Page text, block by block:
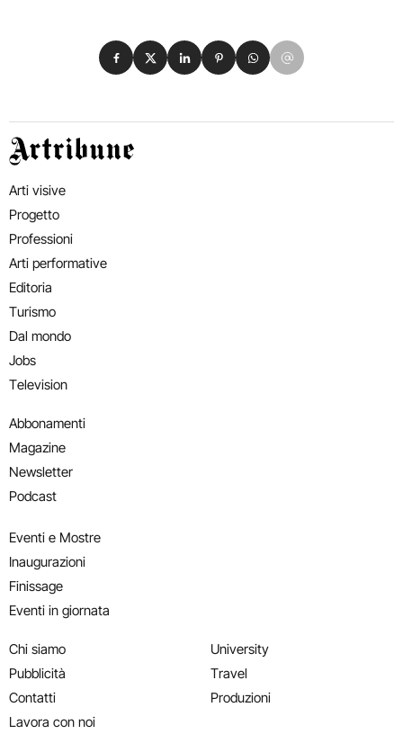
Condividi su Facebook
Condividi su X
Condividi su LinkedIn
Condividi su Pinterest
Condividi su WhatsApp
Condividi su Email
Artribune
Arti visive
Progetto
Professioni
Arti performative
Editoria
Turismo
Dal mondo
Jobs
Television
Abbonamenti
Magazine
Newsletter
Podcast
Eventi e Mostre
Inaugurazioni
Finissage
Eventi in giornata
Chi siamo
Pubblicità
Contatti
Lavora con noi
University
Travel
Produzioni